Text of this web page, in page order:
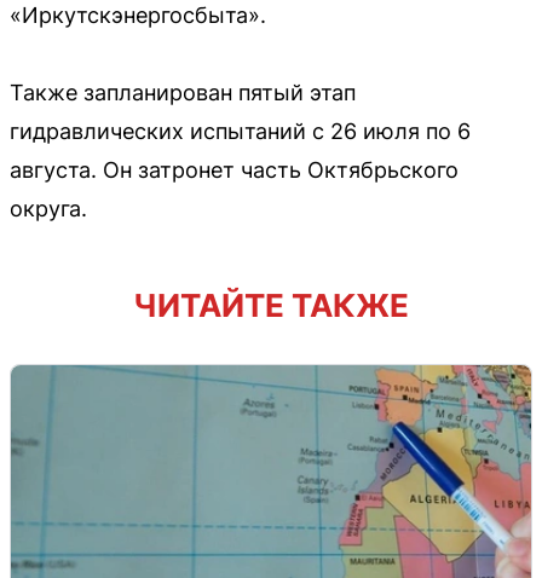
«Иркутскэнергосбыта».
Также запланирован пятый этап
гидравлических испытаний с 26 июля по 6
августа. Он затронет часть Октябрьского
округа.
ЧИТАЙТЕ ТАКЖЕ